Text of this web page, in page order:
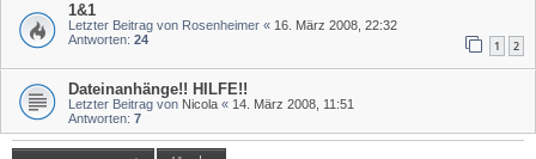
1&1
Letzter Beitrag von Rosenheimer « 16. März 2008, 22:32
Antworten: 24 1 2
Dateinanhänge!! HILFE!!
Letzter Beitrag von Nicola « 14. März 2008, 11:51
Antworten: 7